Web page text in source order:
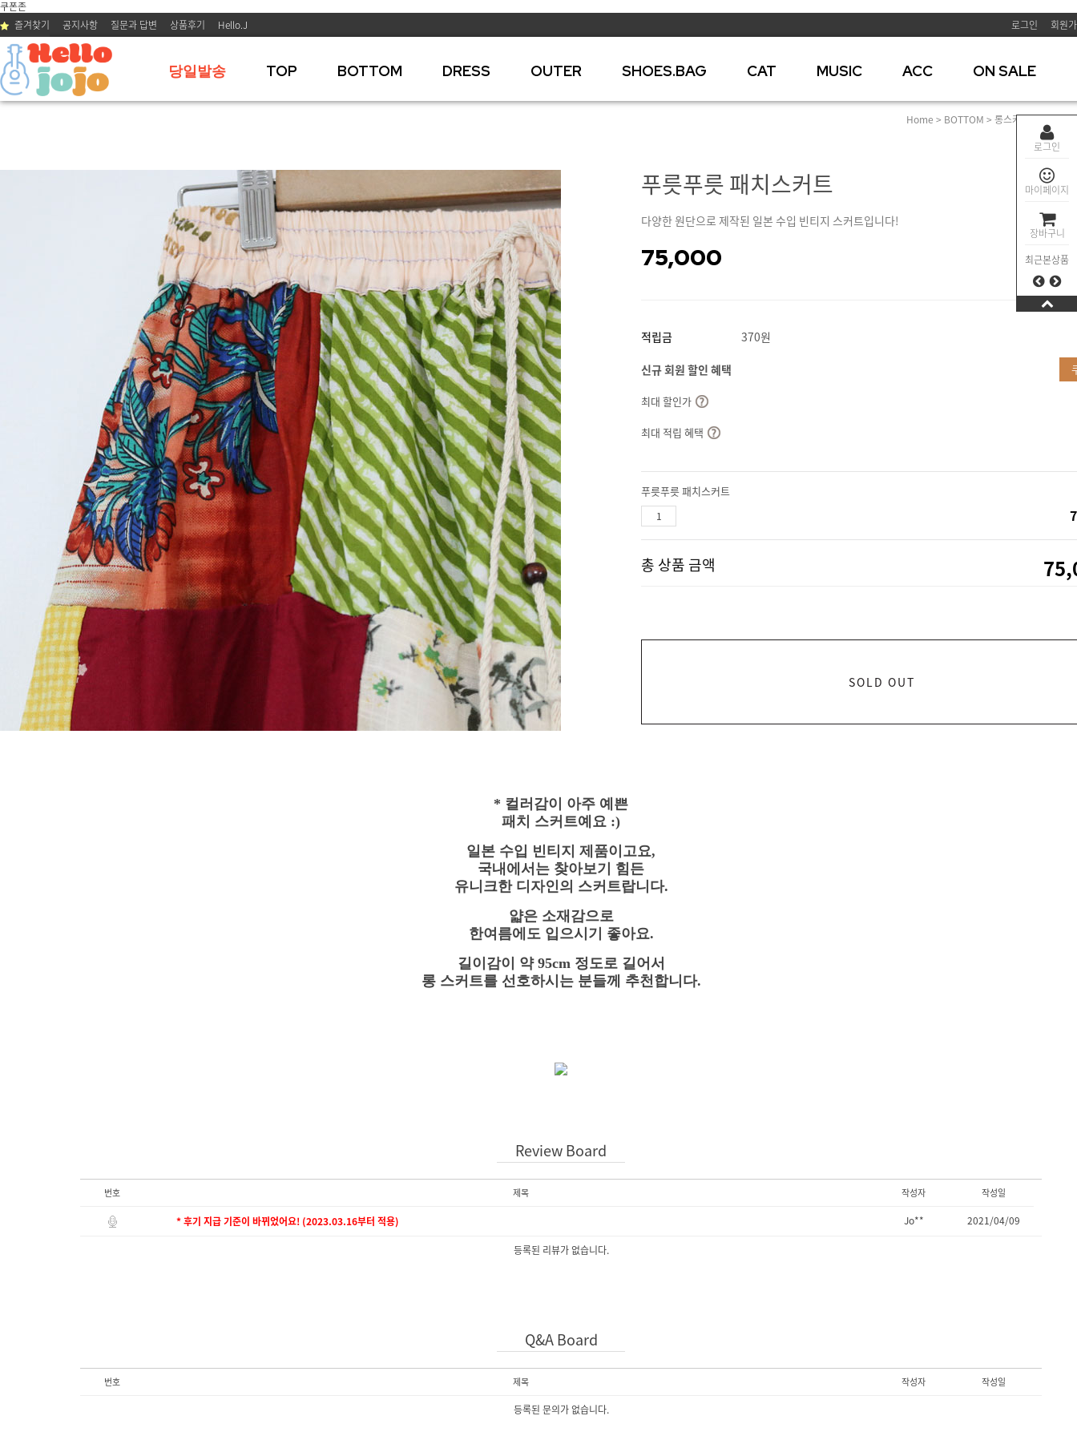
쿠폰존
로그인
마이페이지
장바구니
최근본상품
즐겨찾기 공지사항 질문과 답변 상품후기 Hello.J 로그인 회원
당일발송 TOP BOTTOM DRESS OUTER SHOES.BAG CAT MUSIC ACC ON SALE
Home > BOTTOM > 롱스커트> 푸릇푸
푸릇푸릇 패치스커트
다양한 원단으로 제작된 일본 수입 빈티지 스커트입니다!
75,000
적립금 370원
신규 회원 할인 혜택
최대 할인가
최대 적립 혜택
푸릇푸릇 패치스커트
총 상품 금액
SOLD OUT
* 컬러감이 아주 예쁜
패치 스커트예요 :)
일본 수입 빈티지 제품이고요,
국내에서는 찾아보기 힘든
유니크한 디자인의 스커트랍니다.
얇은 소재감으로
한여름에도 입으시기 좋아요.
길이감이 약 95cm 정도로 길어서
롱 스커트를 선호하시는 분들께 추천합니다.
Review Board
번호 제목 작성자 작성일
* 후기 지급 기준이 바뀌었어요! (2023.03.16부터 적용) Jo** 2021/04/09
등록된 리뷰가 없습니다.
Q&A Board
번호 제목 작성자 작성일
등록된 문의가 없습니다.